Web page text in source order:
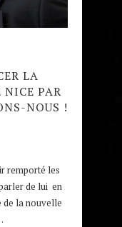
LA
NICE PAR
NOUS !
remporté les
de lui en
de la nouvelle